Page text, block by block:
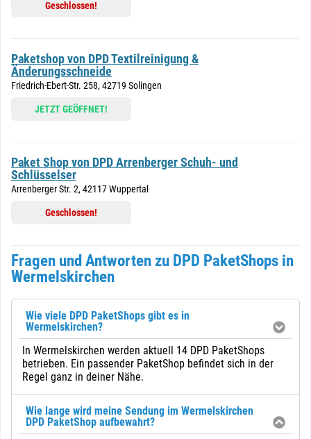
Geschlossen!
Paketshop von DPD Textilreinigung &
Änderungsschneide
Friedrich-Ebert-Str. 258, 42719 Solingen
JETZT GEÖFFNET!
Paket Shop von DPD Arrenberger Schuh- und
Schlüsselser
Arrenberger Str. 2, 42117 Wuppertal
Geschlossen!
Fragen und Antworten zu DPD PaketShops in
Wermelskirchen
Wie viele DPD PaketShops gibt es in
Wermelskirchen?
In Wermelskirchen werden aktuell 14 DPD PaketShops
betrieben. Ein passender PaketShop befindet sich in der
Regel ganz in deiner Nähe.
Wie lange wird meine Sendung im Wermelskirchen
DPD PaketShop aufbewahrt?